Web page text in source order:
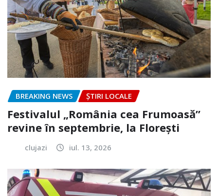
BREAKING NEWS ȘTIRI LOCALE
Festivalul „România cea Frumoasă”
revine în septembrie, la Florești
clujazi iul. 13, 2026